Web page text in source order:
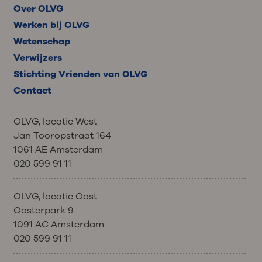
Over OLVG
Werken bij OLVG
Wetenschap
Verwijzers
Stichting Vrienden van OLVG
Contact
OLVG, locatie West
Jan Tooropstraat 164
1061 AE Amsterdam
020 599 91 11
OLVG, locatie Oost
Oosterpark 9
1091 AC Amsterdam
020 599 91 11